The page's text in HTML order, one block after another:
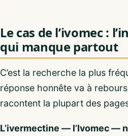
Le cas de l’ivomec :
qui manque partout
C’est la recherche la plus
réponse honnête va à
racontent la plupart des
L’ivermectine — l’Ivomec —